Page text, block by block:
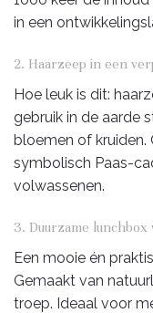
in een
2. Haarzeep in een
Hoe leuk is dit:
gebruik in de aarde
bloemen of kruiden.
symbolisch Paas-
volwassenen.
3. Duurzame lunchbox
Een mooie én
Gemaakt van
troep. Ideaal voor